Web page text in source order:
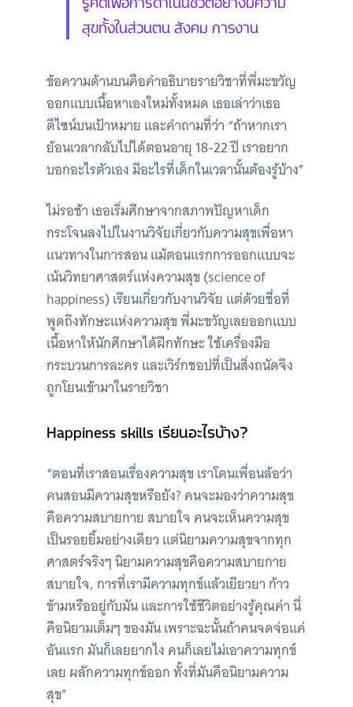
สุขทั้งในส่วนตน สังคม การงาน
ข้อความด้านบนคือคำอธิบายรายวิชาที่พี่มะขวัญ
ออกแบบเนื้อหาเองใหม่ทั้งหมด เธอเล่าว่าเธอ
ดีไซน์บนเป้าหมาย และคำถามที่ว่า “ถ้าหากเรา
ย้อนเวลากลับไปได้ตอนอายุ 18-22 ปี เราอยาก
บอกอะไรตัวเอง มีอะไรที่เด็กในเวลานั้นต้องรู้บ้าง”
ไม่รอช้า เธอเริ่มศึกษาจากสภาพปัญหาเด็ก
กระโจนลงไปในงานวิจัยเกี่ยวกับความสุขเพื่อหา
แนวทางในการสอน แม้ตอนแรกการออกแบบจะ
เน้นวิทยาศาสตร์แห่งความสุข (science of
happiness) เรียนเกี่ยวกับงานวิจัย แต่ด้วยชื่อที่
พูดถึงทักษะแห่งความสุข พี่มะขวัญเลยออกแบบ
เนื้อหาให้นักศึกษาได้ฝึกทักษะ ใช้เครื่องมือ
กระบวนการละคร และเวิร์กชอปที่เป็นสิ่งถนัดจึง
ถูกโยนเข้ามาในรายวิชา
Happiness skills เรียนอะไรบ้าง?
“ตอนที่เราสอนเรื่องความสุข เราโดนเพื่อนล้อว่า
คนสอนมีความสุขหรือยัง? คนจะมองว่าความสุข
คือความสบายกาย สบายใจ คนจะเห็นความสุข
เป็นรอยยิ้มอย่างเดียว แต่นิยามความสุขจากทุก
ศาสตร์จริงๆ นิยามความสุขคือความสบายกาย
สบายใจ, การที่เรามีความทุกข์แล้วเยียวยา ก้าว
ข้ามหรืออยู่กับมัน และการใช้ชีวิตอย่างรู้คุณค่า นี่
คือนิยามเต็มๆ ของมัน เพราะฉะนั้นถ้าคนจดจ่อแค่
อันแรก มันก็เลยยากไง คนก็เลยไม่เอาความทุกข์
เลย ผลักความทุกข์ออก ทั้งที่มันคือนิยามความ
สุข”